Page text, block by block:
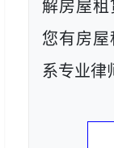
解房屋
您有房
系专业律